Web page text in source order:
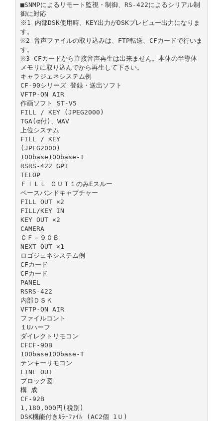
■SNMPによるリモート監視・制御、RS-422によるシリアル制
御に対応
※1 内部DSK使用時、KEY出力がDSKプレビュー出力になりま
す。
※2 音声ファイルの取り込みは、FTP転送、CFカードで行いま
す。
※3 CFカードから直接音声再生は出来ません。本体の半導体
メモリに取り込んでから再生して下さい。
キャラジェネシステム例
CF-90シリーズ 登録・送出ソフト
VFTP-ON AIR
作画ソフト ST-V5
FILL / KEY (JPEG2000)
TGA(α付)、WAV
上位システム
FILL / KEY
(JPEG2000)
100base100base-T
RSRS-422 GPI
TELOP
ＦＩＬＬ ＯＵＴ１のみEスルー
ベースバンドキャプチャー
FILL OUT ×2
FILL/KEY IN
KEY OUT ×2
CAMERA
ＣＦ－９０Ｂ
NEXT OUT ×1
ロゴジェネシステム例
CFカード
CFカード
PANEL
RSRS-422
内部ＤＳＫ
VFTP-ON AIR
ファイルコント
１Uハーフ
ダイレクトリモコン
CFCF-90B
100base100base-T
テンキーリモコン
LINE OUT
ブロック図
構 成
CF-92B
1,180,000円(税別)
DSK機能付きｶﾗｰﾌｧｲﾙ (AC2個 1Ｕ)